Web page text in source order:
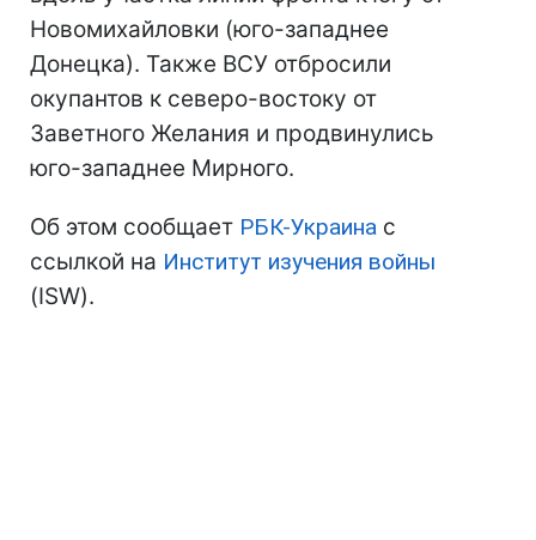
Новомихайловки (юго-западнее
Донецка). Также ВСУ отбросили
окупантов к северо-востоку от
Заветного Желания и продвинулись
юго-западнее Мирного.
Об этом сообщает РБК-Украина с
ссылкой на Институт изучения войны
(ISW).